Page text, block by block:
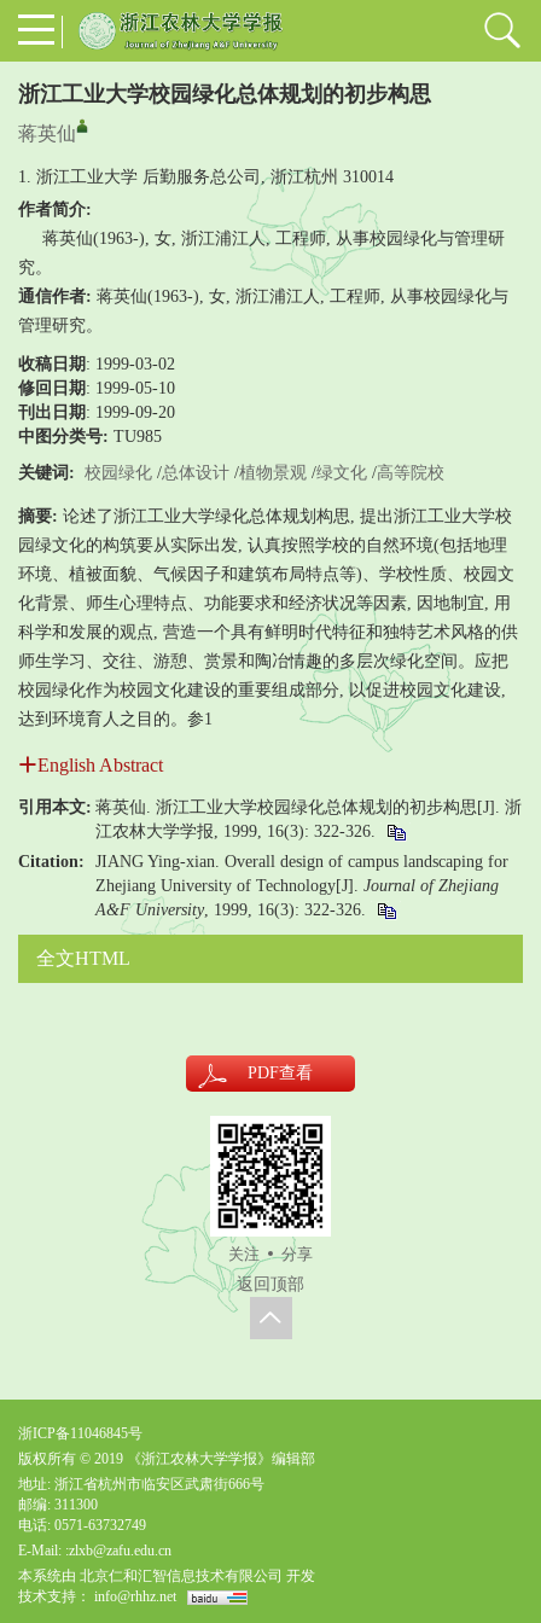
浙江工业大学校园绿化总体规划的初步构思
蒋英仙
1. 浙江工业大学 后勤服务总公司, 浙江杭州 310014
作者简介:
蒋英仙(1963-), 女, 浙江浦江人, 工程师, 从事校园绿化与管理研
究。
通信作者: 蒋英仙(1963-), 女, 浙江浦江人, 工程师, 从事校园绿化与
管理研究。
收稿日期 : 1999-03-02
修回日期 : 1999-05-10
刊出日期 : 1999-09-20
中图分类号: TU985
关键词: 校园绿化 /总体设计 /植物景观 /绿文化 /高等院校
摘要: 论述了浙江工业大学绿化总体规划构思, 提出浙江工业大学校
园绿文化的构筑要从实际出发, 认真按照学校的自然环境(包括地理
环境、植被面貌、气候因子和建筑布局特点等)、学校性质、校园文
化背景、师生心理特点、功能要求和经济状况等因素, 因地制宜, 用
科学和发展的观点, 营造一个具有鲜明时代特征和独特艺术风格的供
师生学习、交往、游憩、赏景和陶冶情趣的多层次绿化空间。应把
校园绿化作为校园文化建设的重要组成部分, 以促进校园文化建设,
达到环境育人之目的。参1
English Abstract
引用本文: 蒋英仙. 浙江工业大学校园绿化总体规划的初步构思[J]. 浙
江农林大学学报, 1999, 16(3): 322-326.
Citation:
JIANG Ying-xian. Overall design of campus landscaping for
Zhejiang University of Technology[J]. Journal of Zhejiang
A&F University, 1999, 16(3): 322-326.
全文HTML
PDF查看
关注
分享
返回顶部
浙ICP备11046845号
版权所有 © 2019 《浙江农林大学学报》编辑部
地址: 浙江省杭州市临安区武肃街666号
邮编: 311300
电话: 0571-63732749
E-Mail: :zlxb@zafu.edu.cn
本系统由 北京仁和汇智信息技术有限公司 开发
技术支持： info@rhhz.net